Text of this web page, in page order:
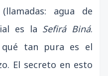
agua de
es la Sefirá Biná.
qué tan pura es el
El secreto en esto